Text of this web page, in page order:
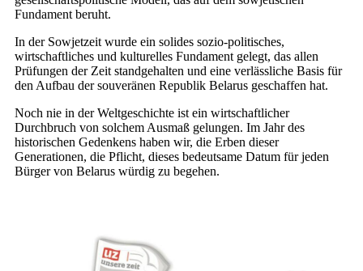
Fundament beruht.
In der Sowjetzeit wurde ein solides sozio-politisches,
wirtschaftliches und kulturelles Fundament gelegt, das allen
Prüfungen der Zeit standgehalten und eine verlässliche Basis für
den Aufbau der souveränen Republik Belarus geschaffen hat.
Noch nie in der Weltgeschichte ist ein wirtschaftlicher
Durchbruch von solchem Ausmaß gelungen. Im Jahr des
historischen Gedenkens haben wir, die Erben dieser
Generationen, die Pflicht, dieses bedeutsame Datum für jeden
Bürger von Belarus würdig zu begehen.